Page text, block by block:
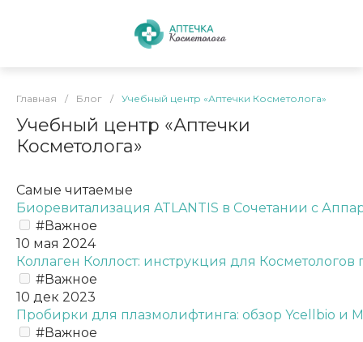
Главная / Блог / Учебный центр «Аптечки Косметолога»
Учебный центр «Аптечки
Косметолога»
Самые читаемые
Биоревитализация ATLANTIS в Сочетании с
#Важное
10 мая 2024
Коллаген Коллост: инструкция для Косметологов
#Важное
10 дек 2023
Пробирки для плазмолифтинга: обзор Ycellbio и
#Важное